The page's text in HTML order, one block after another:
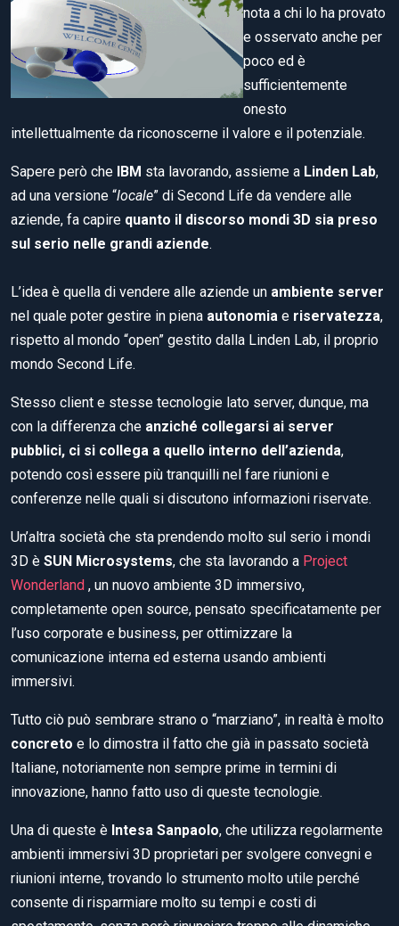
nota a chi lo ha provato
e osservato anche per
poco ed è
sufficientemente
onesto
intellettualmente da riconoscerne il valore e il potenziale.
Sapere però che IBM sta lavorando, assieme a Linden Lab,
ad una versione “locale” di Second Life da vendere alle
aziende, fa capire quanto il discorso mondi 3D sia preso
sul serio nelle grandi aziende.
L’idea è quella di vendere alle aziende un ambiente server
nel quale poter gestire in piena autonomia e riservatezza,
rispetto al mondo “open” gestito dalla Linden Lab, il proprio
mondo Second Life.
Stesso client e stesse tecnologie lato server, dunque, ma
con la differenza che anziché collegarsi ai server
pubblici, ci si collega a quello interno dell’azienda,
potendo così essere più tranquilli nel fare riunioni e
conferenze nelle quali si discutono informazioni riservate.
Un’altra società che sta prendendo molto sul serio i mondi
3D è SUN Microsystems, che sta lavorando a Project
Wonderland , un nuovo ambiente 3D immersivo,
completamente open source, pensato specificatamente per
l’uso corporate e business, per ottimizzare la
comunicazione interna ed esterna usando ambienti
immersivi.
Tutto ciò può sembrare strano o “marziano”, in realtà è molto
concreto e lo dimostra il fatto che già in passato società
Italiane, notoriamente non sempre prime in termini di
innovazione, hanno fatto uso di queste tecnologie.
Una di queste è Intesa Sanpaolo, che utilizza regolarmente
ambienti immersivi 3D proprietari per svolgere convegni e
riunioni interne, trovando lo strumento molto utile perché
consente di risparmiare molto su tempi e costi di